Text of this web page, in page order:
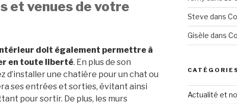
et venues de votre
doit également permettre à
en toute liberté. En plus de son
d’installer une chatière pour un chat ou
ses entrées et sorties, évitant ainsi
pour sortir. De plus, les murs
Steve dans
Gisèle dans
Actualité et